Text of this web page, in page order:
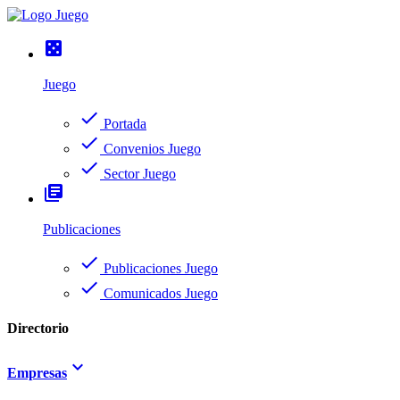
casino
Juego
check Portada
check Convenios Juego
check Sector Juego
library_books
Publicaciones
check Publicaciones Juego
check Comunicados Juego
Directorio
Empresas keyboard_arrow_down